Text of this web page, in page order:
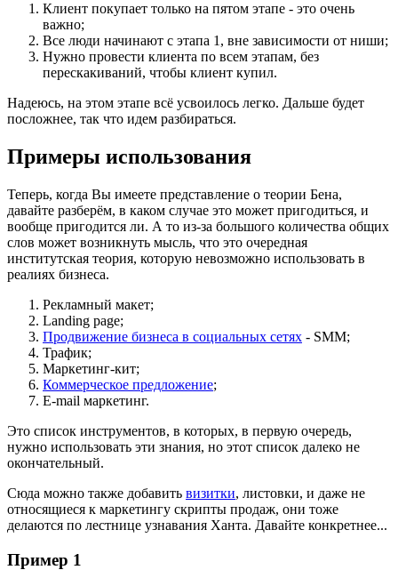
Клиент покупает только на пятом этапе - это очень
важно;
Все люди начинают с этапа 1, вне зависимости от ниши;
Нужно провести клиента по всем этапам, без
перескакиваний, чтобы клиент купил.
Надеюсь, на этом этапе всё усвоилось легко. Дальше будет
посложнее, так что идем разбираться.
Примеры использования
Теперь, когда Вы имеете представление о теории Бена,
давайте разберём, в каком случае это может пригодиться, и
вообще пригодится ли. А то из-за большого количества общих
слов может возникнуть мысль, что это очередная
институтская теория, которую невозможно использовать в
реалиях бизнеса.
Рекламный макет;
Landing page;
Продвижение бизнеса в социальных сетях - SMM;
Трафик;
Маркетинг-кит;
Коммерческое предложение;
E-mail маркетинг.
Это список инструментов, в которых, в первую очередь,
нужно использовать эти знания, но этот список далеко не
окончательный.
Сюда можно также добавить визитки, листовки, и даже не
относящиеся к маркетингу скрипты продаж, они тоже
делаются по лестнице узнавания Ханта. Давайте конкретнее...
Пример 1